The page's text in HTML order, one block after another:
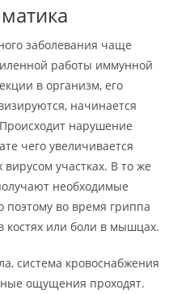
заболевания чаще
работы иммунной
в организм, его
начинается
нарушение
чего увеличивается
участках. В то же
необходимые
во время гриппа
или боли в мышцах.
система кровоснабжения
ощущения проходят.